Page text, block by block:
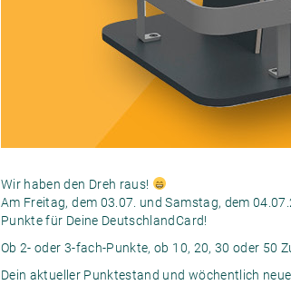
Wir haben den Dreh raus!
Am Freitag, dem 03.07. und Samstag, dem
Punkte für Deine DeutschlandCard!
Ob 2- oder 3-fach-Punkte, ob 10, 20, 30 oder 50
Dein aktueller Punktestand und wöchentlich